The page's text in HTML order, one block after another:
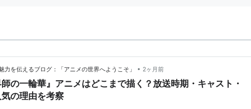
力を伝えるブログ：「アニメの世界へようこそ」 • 2ヶ月前
師の一輪華』アニメはどこまで描く？放送時期・キャスト・
の理由を考察